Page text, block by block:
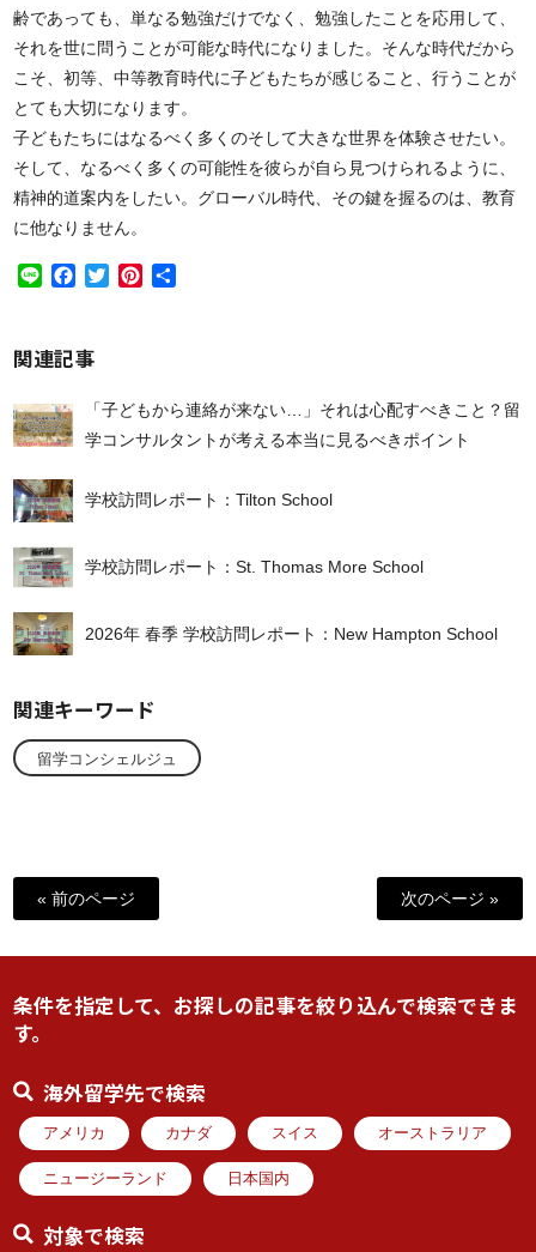
齢であっても、単なる勉強だけでなく、勉強したことを応用して、
それを世に問うことが可能な時代になりました。そんな時代だから
こそ、初等、中等教育時代に子どもたちが感じること、行うことが
とても大切になります。
子どもたちにはなるべく多くのそして大きな世界を体験させたい。
そして、なるべく多くの可能性を彼らが自ら見つけられるように、
精神的道案内をしたい。グローバル時代、その鍵を握るのは、教育
に他なりません。
Line Facebook
TwitterPinterest
関連記事
「子どもから連絡が来ない…」それは心配すべきこと？留
学コンサルタントが考える本当に見るべきポイント
学校訪問レポート：Tilton School
学校訪問レポート：St. Thomas More School
2026年 春季 学校訪問レポート：New Hampton School
関連キーワード
留学コンシェルジュ
« 前のページ 次のページ »
条件を指定して、お探しの記事を絞り込んで検索できま
す。
海外留学先で検索
アメリカ カナダ スイス オーストラリア
ニュージーランド 日本国内
対象で検索